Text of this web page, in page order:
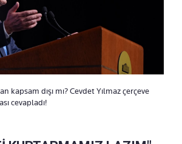
kapsam dışı mı? Cevdet Yılmaz çerçeve
cevapladı!